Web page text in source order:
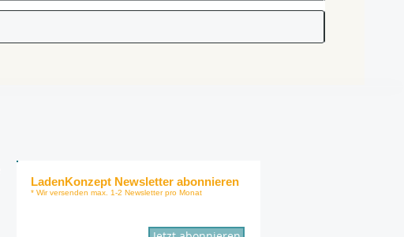
LadenKonzept Newsletter abonnieren
* Wir versenden max. 1-2 Newsletter pro Monat